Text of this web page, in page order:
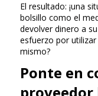
El resultado: ¡una
bolsillo como el
devolver dinero a
esfuerzo por
mismo?
Ponte en